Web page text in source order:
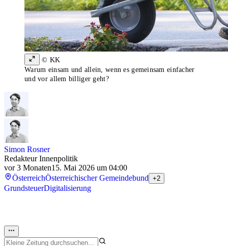
© KK
Warum einsam und allein, wenn es gemeinsam einfacher
und vor allem billiger geht?
Simon Rosner
Redakteur Innenpolitik
vor 3 Monaten15. Mai 2026 um 04:00
ÖsterreichÖsterreichischer Gemeindebund +2
GrundsteuerDigitalisierung